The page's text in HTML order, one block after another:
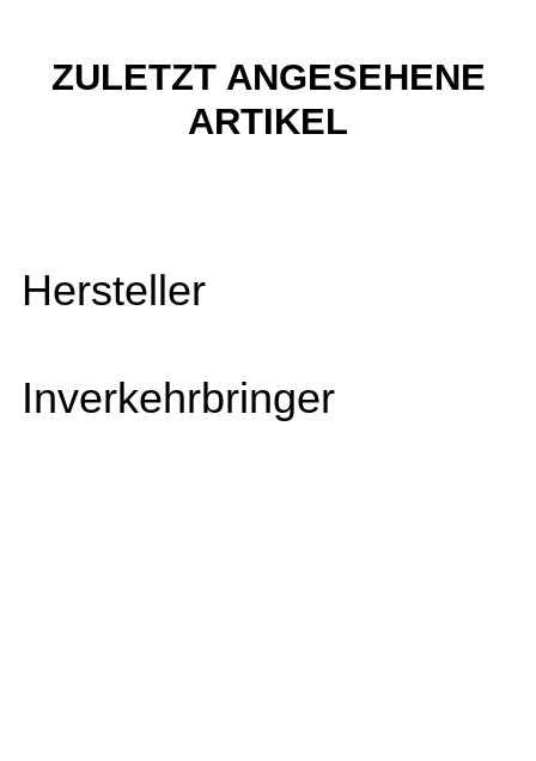
ZULETZT ANGESEHENE
ARTIKEL
Hersteller
Inverkehrbringer